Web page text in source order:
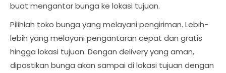
buat mengantar bunga ke lokasi tujuan.
Pilihlah toko bunga yang melayani pengiriman. Lebih-
lebih yang melayani pengantaran cepat dan gratis
hingga lokasi tujuan. Dengan delivery yang aman,
dipastikan bunga akan sampai di lokasi tujuan dengan